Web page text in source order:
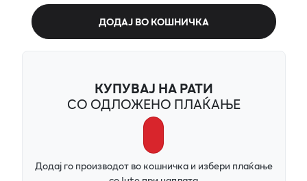
ДОДАЈ ВО КОШНИЧКА
КУПУВАЈ НА РАТИ
СО ОДЛОЖЕНО ПЛАЌАЊЕ
Додај го производот во кошничка и избери плаќање